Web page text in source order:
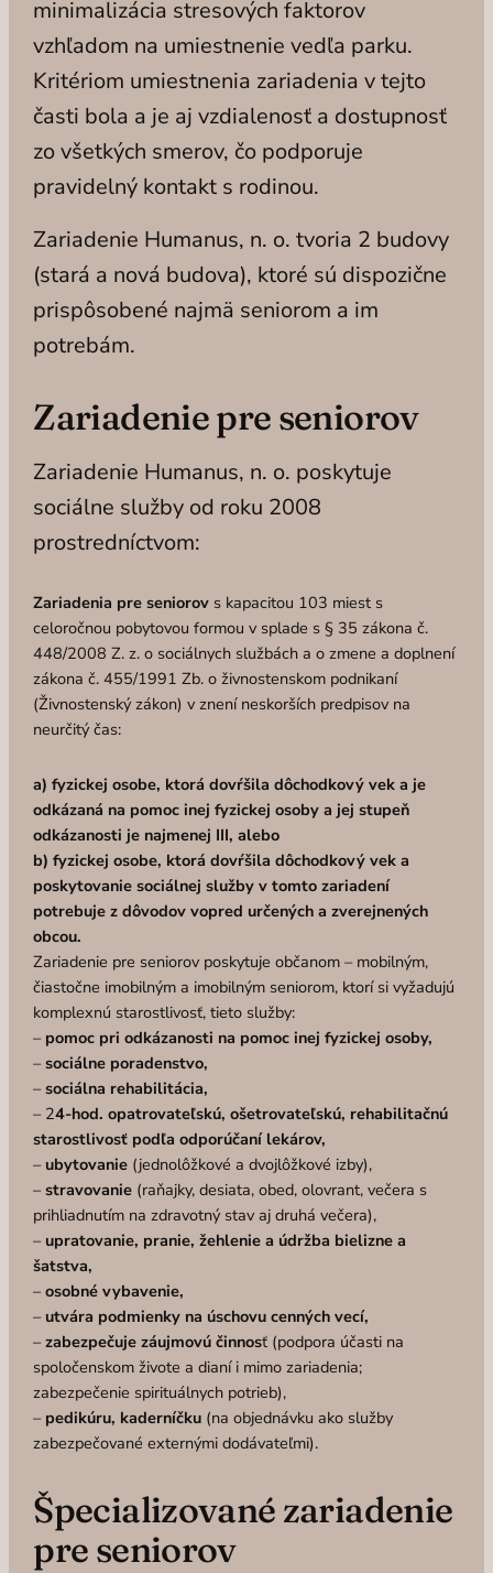
minimalizácia stresových faktorov
vzhľadom na umiestnenie vedľa parku.
Kritériom umiestnenia zariadenia v tejto
časti bola a je aj vzdialenosť a dostupnosť
zo všetkých smerov, čo podporuje
pravidelný kontakt s rodinou.
Zariadenie Humanus, n. o. tvoria 2 budovy
(stará a nová budova), ktoré sú dispozične
prispôsobené najmä seniorom a im
potrebám.
Zariadenie pre seniorov
Zariadenie Humanus, n. o. poskytuje
sociálne služby od roku 2008
prostredníctvom:
Zariadenia pre seniorov s kapacitou 103 miest s
celoročnou pobytovou formou v splade s § 35 zákona č.
448/2008 Z. z. o sociálnych službách a o zmene a doplnení
zákona č. 455/1991 Zb. o živnostenskom podnikaní
(Živnostenský zákon) v znení neskorších predpisov na
neurčitý čas:
a) fyzickej osobe, ktorá dovŕšila dôchodkový vek a je
odkázaná na pomoc inej fyzickej osoby a jej stupeň
odkázanosti je najmenej III, alebo
b) fyzickej osobe, ktorá dovŕšila dôchodkový vek a
poskytovanie sociálnej služby v tomto zariadení
potrebuje z dôvodov vopred určených a zverejnených
obcou.
Zariadenie pre seniorov poskytuje občanom – mobilným,
čiastočne imobilným a imobilným seniorom, ktorí si vyžadujú
komplexnú starostlivosť, tieto služby:
– pomoc pri odkázanosti na pomoc inej fyzickej osoby,
–sociálne poradenstvo,
–sociálna rehabilitácia,
– 24-hod. opatrovateľskú, ošetrovateľskú, rehabilitačnú
starostlivosť podľa odporúčaní lekárov,
– ubytovanie (jednolôžkové a dvojlôžkové izby),
–stravovanie (raňajky, desiata, obed, olovrant, večera s
prihliadnutím na zdravotný stav aj druhá večera),
– upratovanie, pranie, žehlenie a údržba bielizne a
šatstva,
–osobné vybavenie,
– utvára podmienky na úschovu cenných vecí,
–zabezpečuje záujmovú činnosť (podpora účasti na
spoločenskom živote a dianí i mimo zariadenia;
zabezpečenie spirituálnych potrieb),
– pedikúru, kaderníčku (na objednávku ako služby
zabezpečované externými dodávateľmi).
Špecializované zariadenie
pre seniorov